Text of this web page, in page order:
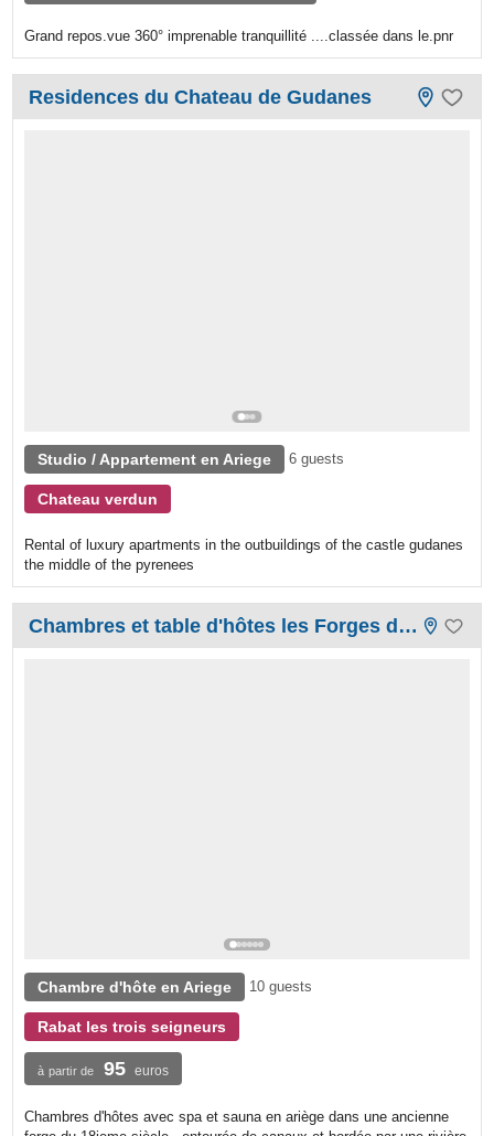
Grand repos.vue 360° imprenable tranquillité ....classée dans le.pnr
Residences du Chateau de Gudanes
Studio / Appartement en Ariege 6 guests
Chateau verdun
Rental of luxury apartments in the outbuildings of the castle gudanes
the middle of the pyrenees
Chambres et table d'hôtes les Forges d'Enfalits
Chambre d'hôte en Ariege 10 guests
Rabat les trois seigneurs
à partir de 95 euros
Chambres d'hôtes avec spa et sauna en ariège dans une ancienne